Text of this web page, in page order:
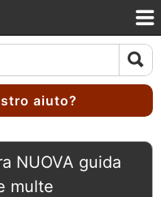
aiuto?
NUOVA guida
multe